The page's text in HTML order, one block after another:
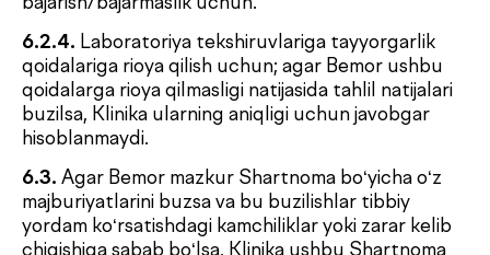
10.3.Agar mazkur Shartnomaning biror qismi yoki
bir nechta qismi haqiqiy emas, qonunga zid yoki ijro
etilishi mumkin emas deb topilsa, bu holat
Shartnomaning qolgan qismi va qoidalarining amal
qilishiga ta’sir qilmaydi.
Ijrochi rekvizitlari:
«DEFACTUM LABORATORIES» MChJ
Yuridik manzil: Toshkent sh., Mirabad tumani, Avliyoota
ko‘chasi, 1-2
STIR (INN): 201589828
Hisob raqami: 20208000300566809001
Bank: AO “ASAKABANK”, Yunusobod filiali
MFO: 00873